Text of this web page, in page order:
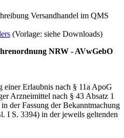
Versandhandel im QMS
(Vorlage: siehe Downloads)
NRW - AVwGebO
einer Erlaubnis nach § 11a ApoG
Arzneimittel nach § 43 Absatz 1
der Fassung der Bekanntmachung
I S. 3394) in der jeweils geltenden